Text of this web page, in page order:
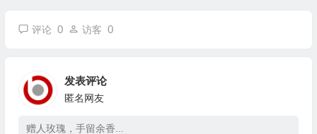
评论 0 访客 0
发表评论
匿名网友